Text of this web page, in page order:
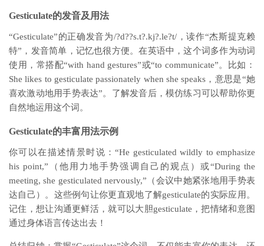
Gesticulate的发音及用法
“Gesticulate”的正确发音为/?d??s.t?.kj?.le?t/，读作“杰斯提克赖
特”，发音简单，记忆也很方便。在英语中，这个词多作为动词
使用，常搭配“with hand gestures”或“to communicate”。比如：
She likes to gesticulate passionately when she speaks，意思是“她
喜欢激动地用手势表达”。了解发音后，模仿练习可以帮助你更
自然地运用这个词。
Gesticulate的丰富用法示例
你可以在描述情景时说：“He gesticulated wildly to emphasize
his point,”（他用力地手势强调自己的观点）或“During the
meeting, she gesticulated nervously,”（会议中她紧张地用手势表
达自己）。这些例句让你更直观地了解gesticulate的实际应用。
记住，想让沟通更鲜活，就可以大胆gesticulate，把情绪和意图
通过身体语言传达出去！